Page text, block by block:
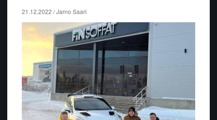
21.12.2022 / Jarno Saari